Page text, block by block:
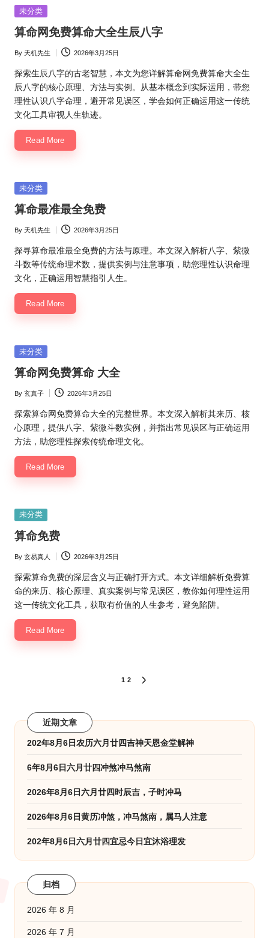
Posted
未分类
算命网免费算命大全生辰八字
Posted
by
By 天机先生 2026年3月25日
探索生辰八字的古老智慧，本文为您详解算命网免费算命大全生
辰八字的核心原理、方法与实例。从基本概念到实际运用，带您
理性认识八字命理，避开常见误区，学会如何正确运用这一传统
文化工具审视人生轨迹。
Read More
Posted
未分类
算命最准最全免费
Posted
by
By 天机先生 2026年3月25日
探寻算命最准最全免费的方法与原理。本文深入解析八字、紫微
斗数等传统命理术数，提供实例与注意事项，助您理性认识命理
文化，正确运用智慧指引人生。
Read More
Posted
未分类
算命网免费算命 大全
Posted
by
By 玄真子 2026年3月25日
探索算命网免费算命大全的完整世界。本文深入解析其来历、核
心原理，提供八字、紫微斗数实例，并指出常见误区与正确运用
方法，助您理性探索传统命理文化。
Read More
Posted
未分类
算命免费
Posted
by
By 玄易真人 2026年3月25日
探索算命免费的深层含义与正确打开方式。本文详细解析免费算
命的来历、核心原理、真实案例与常见误区，教你如何理性运用
这一传统文化工具，获取有价值的人生参考，避免陷阱。
Read More
分
页
1 2
近期文章
202年8月6日农历六月廿四吉神天恩金堂解神
6年8月6日六月廿四冲煞冲马煞南
2026年8月6日六月廿四时辰吉，子时冲马
2026年8月6日黄历冲煞，冲马煞南，属马人注意
202年8月6日六月廿四宜忌今日宜沐浴理发
归档
2026 年 8 月
2026 年 7 月